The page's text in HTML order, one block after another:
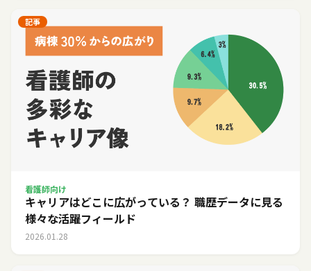
記事
看護師向け
キャリアはどこに広がっている？ 職歴データに見る
様々な活躍フィールド
2026.01.28